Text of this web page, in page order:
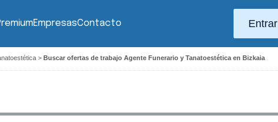
EmpresasContacto Entrar
> Buscar ofertas de trabajo Agente Funerario y Tanatoestética en Bizkaia